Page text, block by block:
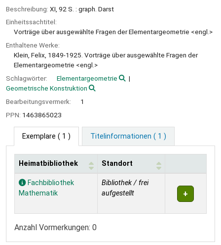
Beschreibung: XI, 92 S. : graph. Darst
Einheitssachtitel:
Vorträge über ausgewählte Fragen der Elementargeometrie <engl.>
Enthaltene Werke:
Klein, Felix, 1849-1925. Vorträge über ausgewählte Fragen der
Elementargeometrie <engl.>
Schlagwörter:
Elementargeometrie
Geometrische Konstruktion
Bearbeitungsvermerk:
1
PPN: 1463865023
Exemplare ( 1 ) Titelinformationen ( 1 )
Exemplare
Heimatbibliothek Standort
Fachbibliothek
Mathematik
Bibliothek / frei
aufgestellt
Anzahl Vormerkungen: 0